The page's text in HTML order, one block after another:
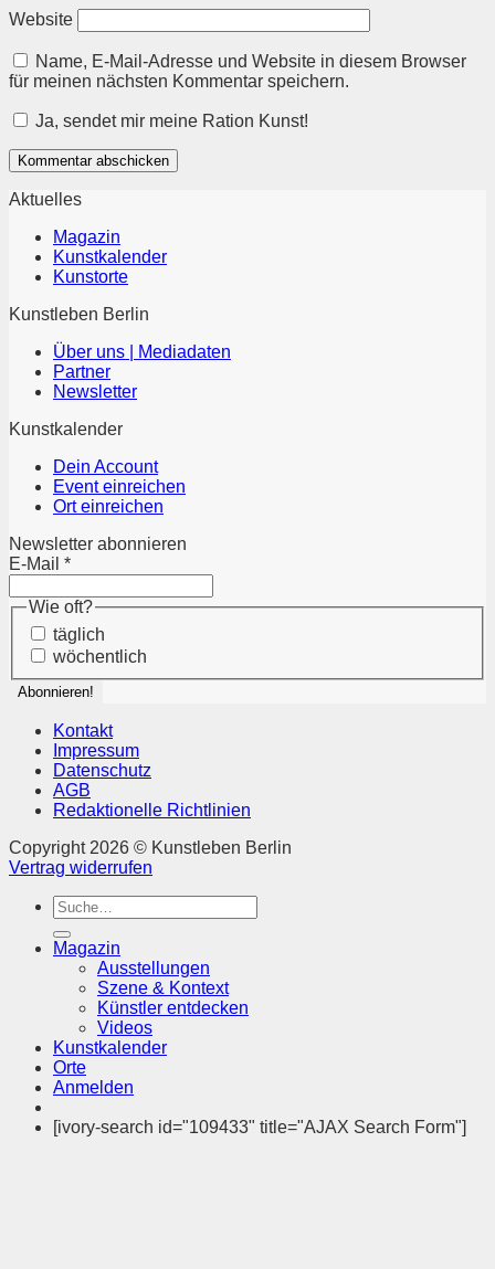
Website
Name, E-Mail-Adresse und Website in diesem Browser
für meinen nächsten Kommentar speichern.
Ja, sendet mir meine Ration Kunst!
Aktuelles
Magazin
Kunstkalender
Kunstorte
Kunstleben Berlin
Über uns | Mediadaten
Partner
Newsletter
Kunstkalender
Dein Account
Event einreichen
Ort einreichen
Newsletter abonnieren
E-Mail *
Wie oft?
täglich
wöchentlich
Kontakt
Impressum
Datenschutz
AGB
Redaktionelle Richtlinien
Copyright 2026 © Kunstleben Berlin
Vertrag widerrufen
Suchen
nach:
Magazin
Ausstellungen
Szene & Kontext
Künstler entdecken
Videos
Kunstkalender
Orte
Anmelden
[ivory-search id="109433" title="AJAX Search Form"]